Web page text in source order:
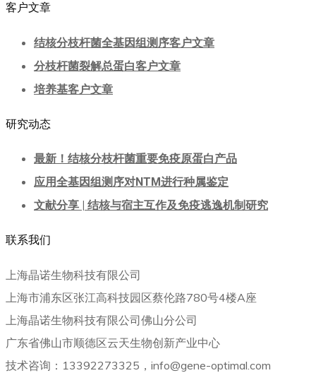
客户文章
结核分枝杆菌全基因组测序客户文章
分枝杆菌裂解总蛋白客户文章
培养基客户文章
研究动态
最新！结核分枝杆菌重要免疫原蛋白产品
应用全基因组测序对NTM进行种属鉴定
文献分享 | 结核与宿主互作及免疫逃逸机制研究
联系我们
上海晶诺生物科技有限公司
上海市浦东区张江高科技园区蔡伦路780号4楼A座
上海晶诺生物科技有限公司佛山分公司
广东省佛山市顺德区云天生物创新产业中心
技术咨询：13392273325，info@gene-optimal.com